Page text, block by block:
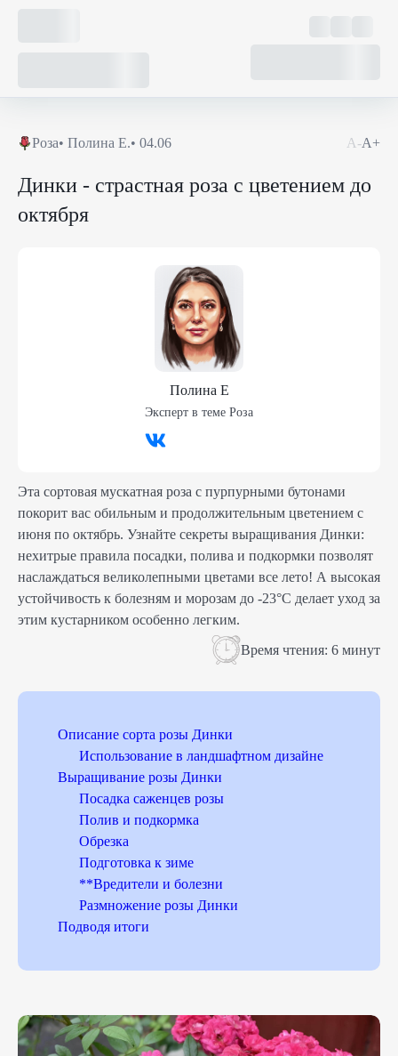
Роза• Полина Е.• 04.06 А-А+
Динки - страстная роза с цветением до
октября
Полина Е
Эксперт в теме Роза
Эта сортовая мускатная роза с пурпурными бутонами
покорит вас обильным и продолжительным цветением с
июня по октябрь. Узнайте секреты выращивания Динки:
нехитрые правила посадки, полива и подкормки позволят
наслаждаться великолепными цветами все лето! А высокая
устойчивость к болезням и морозам до -23°С делает уход за
этим кустарником особенно легким.
Время чтения: 6 минут
Описание сорта розы Динки
Использование в ландшафтном дизайне
Выращивание розы Динки
Посадка саженцев розы
Полив и подкормка
Обрезка
Подготовка к зиме
**Вредители и болезни
Размножение розы Динки
Подводя итоги